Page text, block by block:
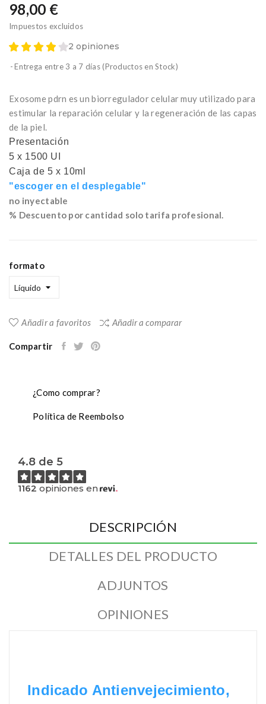
98,00 €
Impuestos excluidos
2 opiniones
Entrega entre 3 a 7 días (Productos en Stock)
Exosome pdrn es un biorregulador celular muy utilizado para
estimular la reparación celular y la regeneración de las capas
de la piel.
Presentación
5 x 1500 UI
Caja de 5 x 10ml
"escoger en el desplegable"
no inyectable
% Descuento por cantidad solo tarifa profesional.
formato
Añadir a favoritos Añadir a comparar
Compartir
¿Como comprar?
Política de Reembolso
4.8 de 5
1162 opiniones en
DESCRIPCIÓN
DETALLES DEL PRODUCTO
ADJUNTOS
OPINIONES
Indicado Antienvejecimiento,